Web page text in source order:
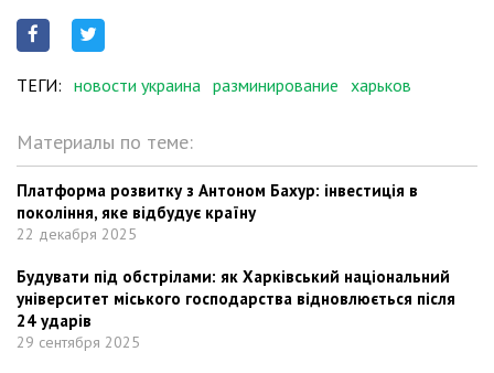
ТЕГИ: новости украина разминирование харьков
Материалы по теме:
Платформа розвитку з Антоном Бахур: інвестиція в
покоління, яке відбудує країну
22 декабря 2025
Будувати під обстрілами: як Харківський національний
університет міського господарства відновлюється після
24 ударів
29 сентября 2025